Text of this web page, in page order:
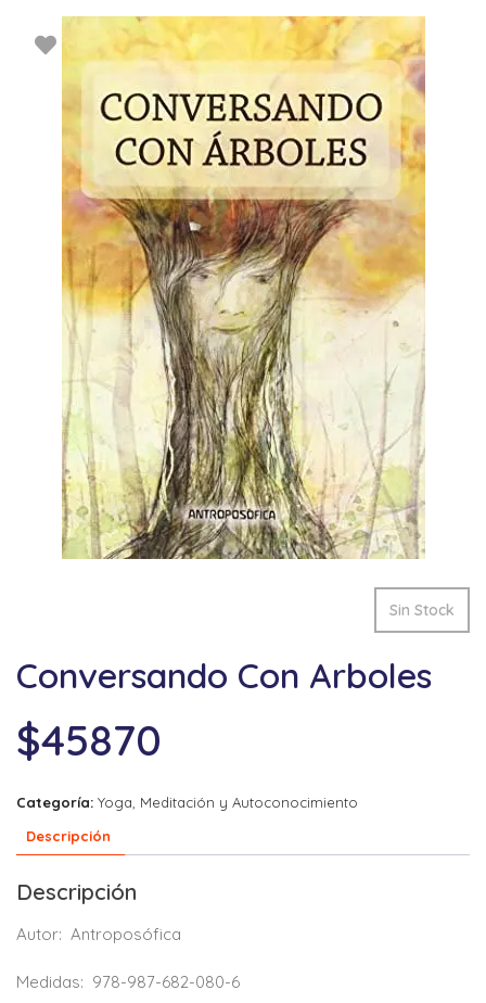
Sin Stock
Conversando Con Arboles
$45870
Categoría: Yoga, Meditación y Autoconocimiento
Descripción
Descripción
Autor: Antroposófica
Medidas: 978-987-682-080-6